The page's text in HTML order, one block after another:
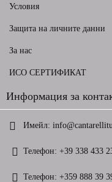
Условия
Защита на личните данни
За нас
ИСО СЕРТИФИКАТ
Информация за
Имейл:
Телефон: +39 338 433
Телефон: +359 888 39